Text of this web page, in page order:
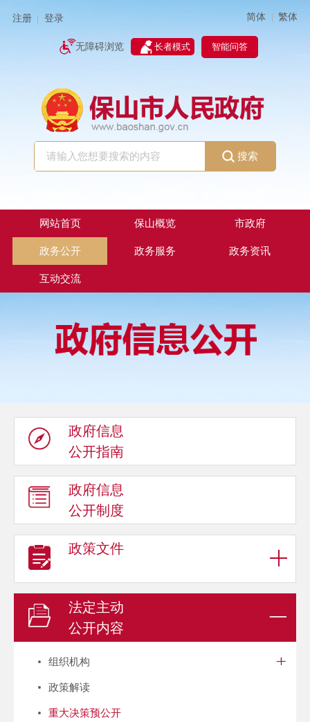
注册 登录 简体 | 繁体
无障碍浏览 长者模式 智能问答
搜索
网站首页 保山概览 市政府
政务公开 政务服务 政务资讯
互动交流
政府信息
公开指南
政府信息
公开制度
政策文件
法定主动
公开内容
组织机构
政策解读
重大决策预公开